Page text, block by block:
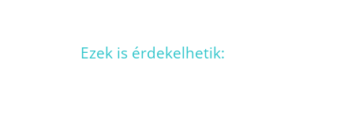
Ezek is érdekelhetik: